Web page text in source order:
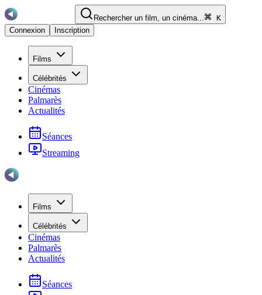
Rechercher un film, un cinéma...
K
Connexion
Inscription
Films
Célébrités
Cinémas
Palmarès
Actualités
Séances
Streaming
Films
Célébrités
Cinémas
Palmarès
Actualités
Séances